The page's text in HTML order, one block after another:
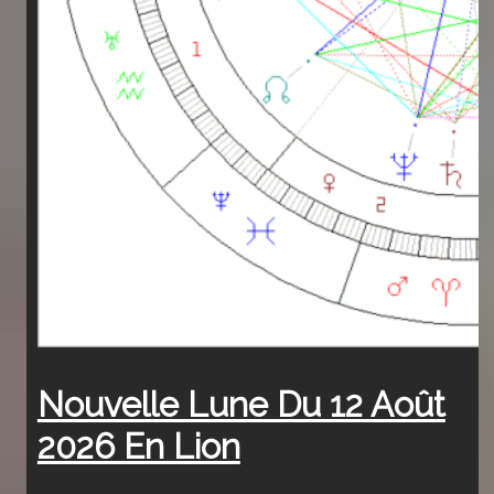
Nouvelle Lune Du 12 Août
2026 En Lion